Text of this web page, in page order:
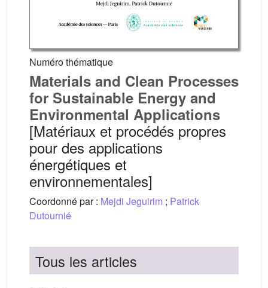
Numéro thématique
Materials and Clean Processes
for Sustainable Energy and
Environmental Applications
[Matériaux et procédés propres
pour des applications
énergétiques et
environnementales]
Coordonné par : Mejdi Jeguirim ; Patrick
Dutournié
Tous les articles